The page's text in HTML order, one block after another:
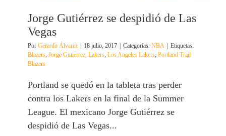
Jorge Gutiérrez se despidió de Las
Vegas
Por Gerardo Álvarez 18 julio, 2017 Categorías: NBA
Etiquetas:
Blazers, Jorge Gutierrez, Lakers, Los Angeles Lakers, Portland Trail
Blazers
Portland se quedó en la tableta tras perder
contra los Lakers en la final de la Summer
League. El mexicano Jorge Gutiérrez se
despidió de Las Vegas...